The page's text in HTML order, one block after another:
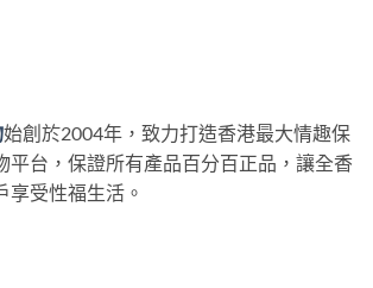
始創於2004年，致力打造香港最大情趣保
平台，保證所有產品百分百正品，讓全香
享受性福生活。